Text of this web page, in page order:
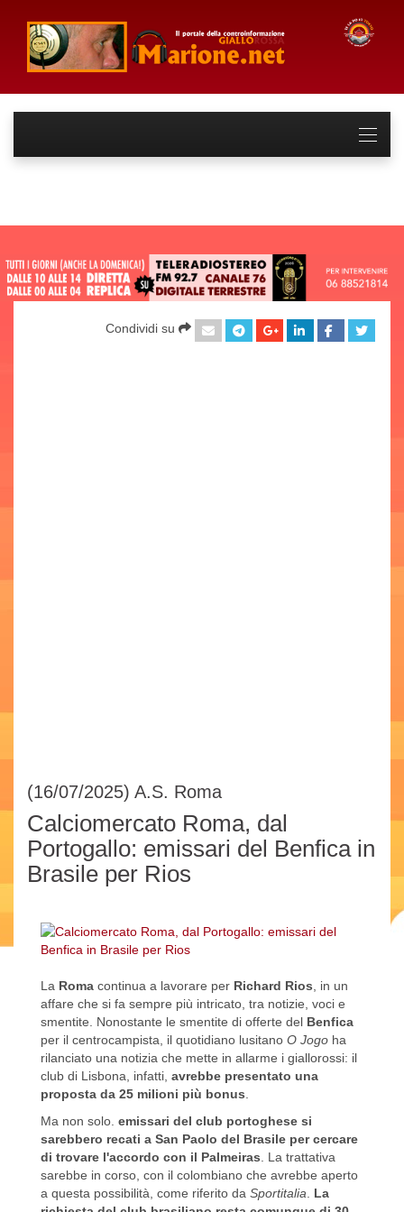
Condividi su
(16/07/2025) A.S. Roma
Calciomercato Roma, dal
Portogallo: emissari del Benfica in
Brasile per Rios
La Roma continua a lavorare per Richard Rios, in un
affare che si fa sempre più intricato, tra notizie, voci e
smentite. Nonostante le smentite di offerte del Benfica
per il centrocampista, il quotidiano lusitano O Jogo ha
rilanciato una notizia che mette in allarme i giallorossi: il
club di Lisbona, infatti, avrebbe presentato una
proposta da 25 milioni più bonus.
Ma non solo. emissari del club portoghese si
sarebbero recati a San Paolo del Brasile per cercare
di trovare l'accordo con il Palmeiras. La trattativa
sarebbe in corso, con il colombiano che avrebbe aperto
a questa possibilità, come riferito da Sportitalia. La